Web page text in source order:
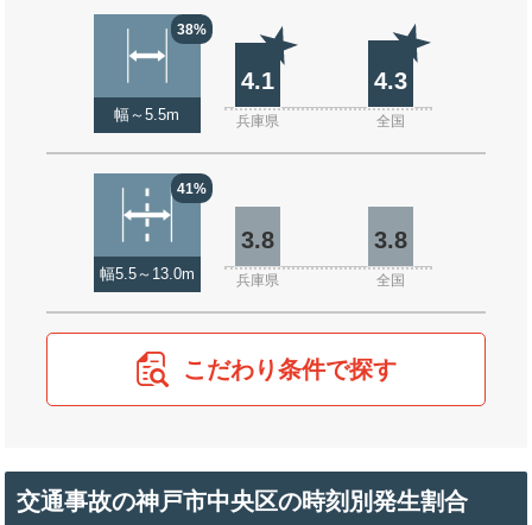
38%
幅～5.5m
4.1 4.3
兵庫県 全国
41%
幅5.5～13.0m
3.8 3.8
兵庫県 全国
こだわり条件で探す
交通事故の神戸市中央区の時刻別発生割合